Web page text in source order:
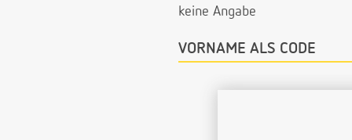
keine Angabe
VORNAME ALS CODE